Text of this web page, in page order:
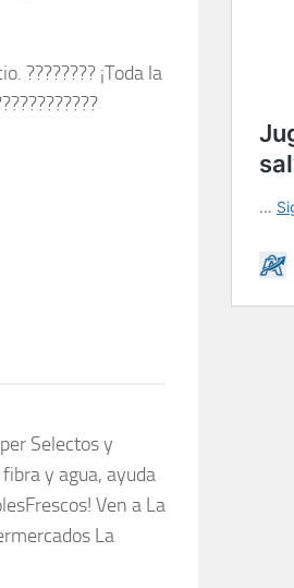
???????? ¡Toda la
Selectos y
y agua, ayuda
Ven a La
La